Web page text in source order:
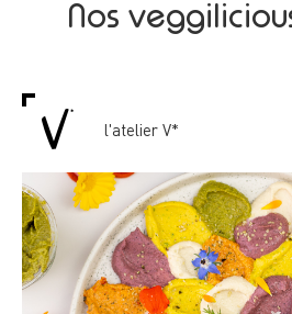
Nos
l'atelier V*